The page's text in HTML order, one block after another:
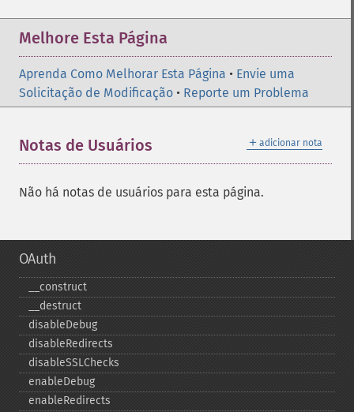
Melhore Esta Página
Aprenda Como Melhorar Esta Página • Envie uma
Solicitação de Modificação • Reporte um Problema
＋ adicionar nota
Notas de Usuários
Não há notas de usuários para esta página.
OAuth
_​_​construct
_​_​destruct
disableDebug
disableRedirects
disableSSLChecks
enableDebug
enableRedirects